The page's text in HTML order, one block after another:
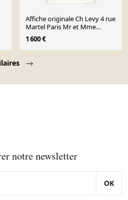
Affiche originale Ch Levy 4 rue
Martel Paris Mr et Mme
Blochouse
1 600 €
notre newsletter
OK